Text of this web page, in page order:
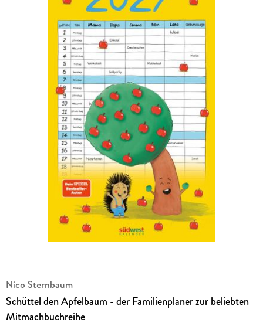
Nico Sternbaum
Schüttel den Apfelbaum - der Familienplaner zur beliebten
Mitmachbuchreihe